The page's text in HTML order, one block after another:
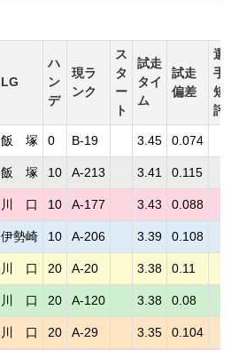
LG
ハ
ン
デ
現ラ
ンク
ス
タ
ー
ト
試走
タイ
ム
試走
偏差
選
手
短
評
飯 塚 0 B-19 3.45 0.074
飯 塚 10 A-213 3.41 0.115
川 口 10 A-177 3.43 0.088
伊勢崎 10 A-206 3.39 0.108
川 口 20 A-20 3.38 0.11
川 口 20 A-120 3.38 0.08
川 口 20 A-29 3.35 0.104